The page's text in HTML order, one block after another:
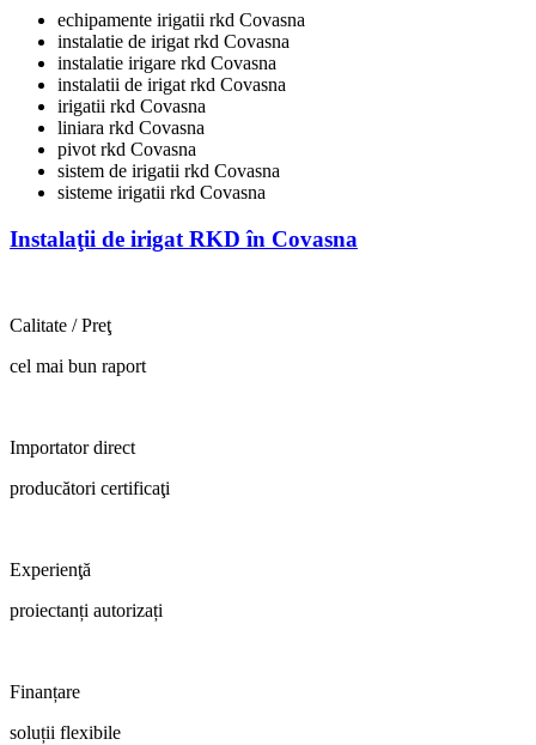
echipamente irigatii rkd Covasna
instalatie de irigat rkd Covasna
instalatie irigare rkd Covasna
instalatii de irigat rkd Covasna
irigatii rkd Covasna
liniara rkd Covasna
pivot rkd Covasna
sistem de irigatii rkd Covasna
sisteme irigatii rkd Covasna
Instalaţii de irigat RKD în Covasna
Calitate / Preţ
cel mai bun raport
Importator direct
producători certificaţi
Experienţă
proiectanți autorizați
Finanțare
soluții flexibile